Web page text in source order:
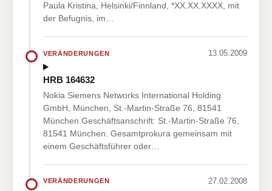
Paula Kristina, Helsinki/Finnland, *XX.XX.XXXX, mit
der Befugnis, im…
VERÄNDERUNGEN 13.05.2009
HRB 164632
Nokia Siemens Networks International Holding
GmbH, München, St.-Martin-Straße 76, 81541
München.Geschäftsanschrift: St.-Martin-Straße 76,
81541 München. Gesamtprokura gemeinsam mit
einem Geschäftsführer oder…
VERÄNDERUNGEN 27.02.2008